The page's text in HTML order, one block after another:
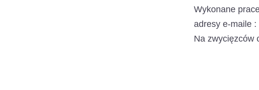
Wykonane
adresy e-maile :
Na zwycięzców